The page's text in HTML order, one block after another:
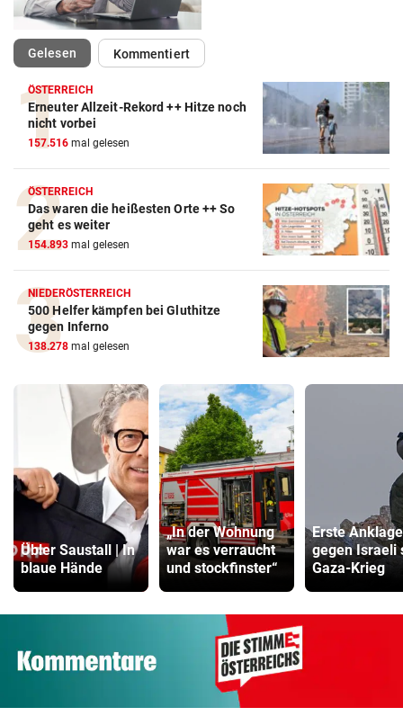
Gelesen(ausgewählt)Kommentiert
ÖSTERREICH
Erneuter Allzeit-Rekord ++ Hitze noch
nicht vorbei
157.516 mal gelesen
ÖSTERREICH
Das waren die heißesten Orte ++ So
geht es weiter
154.893 mal gelesen
NIEDERÖSTERREICH
500 Helfer kämpfen bei Gluthitze
gegen Inferno
138.278 mal gelesen
Übler Saustall | In
blaue Hände
„In der Wohnung
war es verraucht
und stockfinster“
Erste Anklage
gegen Israeli
Gaza-Krieg